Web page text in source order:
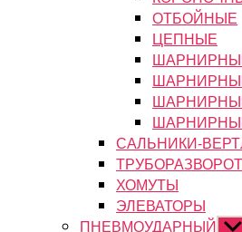
ОТБОЙНЫЕ
ЦЕПНЫЕ
САЛЬНИКИ-
ХОМУТЫ
ЭЛЕВАТОРЫ
ПНЕВМОУДАРНЫЙ